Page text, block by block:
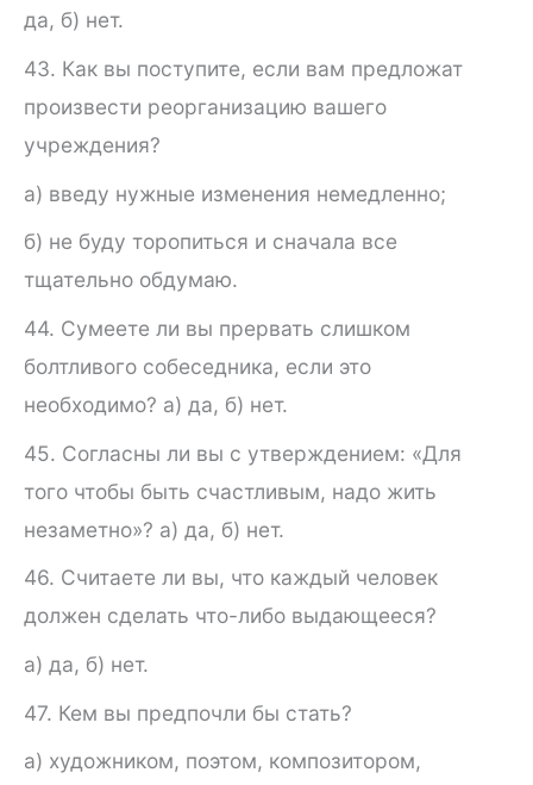
да, б) нет.
43. Как вы поступите, если вам предложат
произвести реор­ганизацию вашего
учреждения?
а) введу нужные изменения немедленно;
б) не буду торопиться и сначала все
тщательно обдумаю.
44. Сумеете ли вы прервать слишком
болтливого собеседни­ка, если это
необходимо? а) да, б) нет.
45. Согласны ли вы с утверждением: «Для
того чтобы быть счастливым, надо жить
незаметно»? а) да, б) нет.
46. Считаете ли вы, что каждый человек
должен сделать что-либо выдающееся?
а) да, б) нет.
47. Кем вы предпочли бы стать?
а) художником, поэтом, композитором,